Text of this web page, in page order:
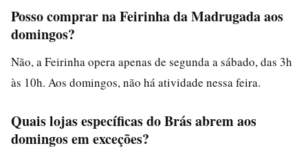
Posso comprar na Feirinha da Madrugada aos
domingos?
Não, a Feirinha opera apenas de segunda a sábado, das 3h
às 10h. Aos domingos, não há atividade nessa feira.
Quais lojas específicas do Brás abrem aos
domingos em exceções?